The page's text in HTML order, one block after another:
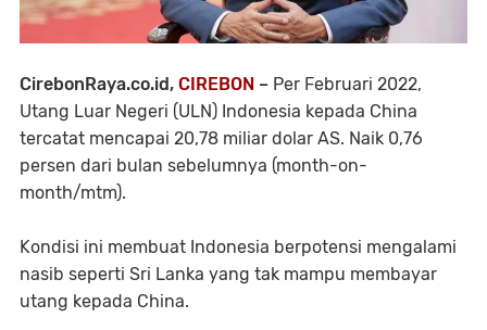
CirebonRaya.co.id, CIREBON – Per Februari 2022,
Utang Luar Negeri (ULN) Indonesia kepada China
tercatat mencapai 20,78 miliar dolar AS. Naik 0,76
persen dari bulan sebelumnya (month-on-
month/mtm).
Kondisi ini membuat Indonesia berpotensi mengalami
nasib seperti Sri Lanka yang tak mampu membayar
utang kepada China.